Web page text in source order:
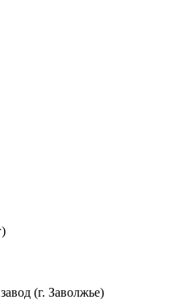
(г. Заволжье)